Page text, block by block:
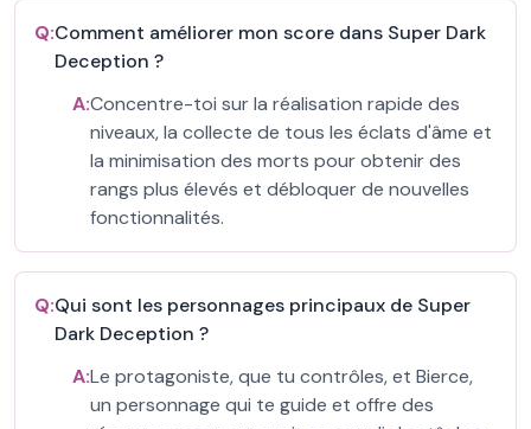
Q:Comment améliorer mon score dans Super Dark
Deception ?
A:Concentre-toi sur la réalisation rapide des
niveaux, la collecte de tous les éclats d'âme et
la minimisation des morts pour obtenir des
rangs plus élevés et débloquer de nouvelles
fonctionnalités.
Q:Qui sont les personnages principaux de Super
Dark Deception ?
A:Le protagoniste, que tu contrôles, et Bierce,
un personnage qui te guide et offre des